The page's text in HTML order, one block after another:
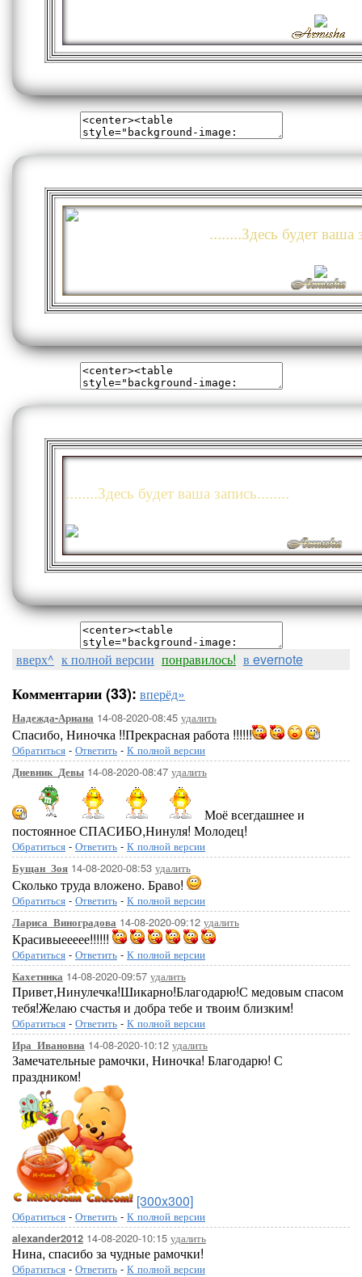
........Здесь будет ваша
........Здесь будет ваша запись........
вверх^ к полной версии понравилось! в evernote
Комментарии (33): вперёд»
Надежда-Ариана 14-08-2020-08:45 удалить
Спасибо, Ниночка !!Прекрасная работа !!!!!!
Обратиться - Ответить - К полной версии
Дневник_Девы 14-08-2020-08:47 удалить
Моё всегдашнее и
постоянное СПАСИБО,Нинуля! Молодец!
Обратиться - Ответить - К полной версии
Бущан_Зоя 14-08-2020-08:53 удалить
Сколько труда вложено. Браво!
Обратиться - Ответить - К полной версии
Лариса_Виноградова 14-08-2020-09:12 удалить
Красивыеееее!!!!!!
Обратиться - Ответить - К полной версии
Кахетинка 14-08-2020-09:57 удалить
Привет,Нинулечка!Шикарно!Благодарю!С медовым спасом
тебя!Желаю счастья и добра тебе и твоим близким!
Обратиться - Ответить - К полной версии
Ира_Ивановна 14-08-2020-10:12 удалить
Замечательные рамочки, Ниночка! Благодарю! С
праздником!
[300x300]
Обратиться - Ответить - К полной версии
alexander2012 14-08-2020-10:15 удалить
Нина, спасибо за чудные рамочки!
Обратиться - Ответить - К полной версии